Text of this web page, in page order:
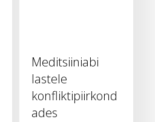
Meditsiiniabi
lastele
konfliktipiirkond
ades